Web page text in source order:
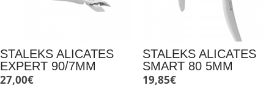
STALEKS ALICATES
EXPERT 90/7MM
27,00€
STALEKS ALICATES
SMART 80 5MM
19,85€